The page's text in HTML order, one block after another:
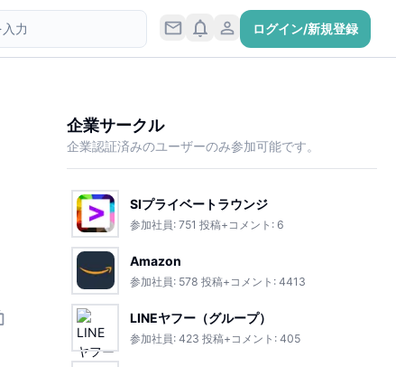
ログイン/新規登録
企業サークル
企業認証済みのユーザーのみ参加可能です。
SIプライベートラウンジ
参加社員: 751 投稿+コメント: 6
Amazon
参加社員: 578 投稿+コメント: 4413
LINEヤフー（グループ）
参加社員: 423 投稿+コメント: 405